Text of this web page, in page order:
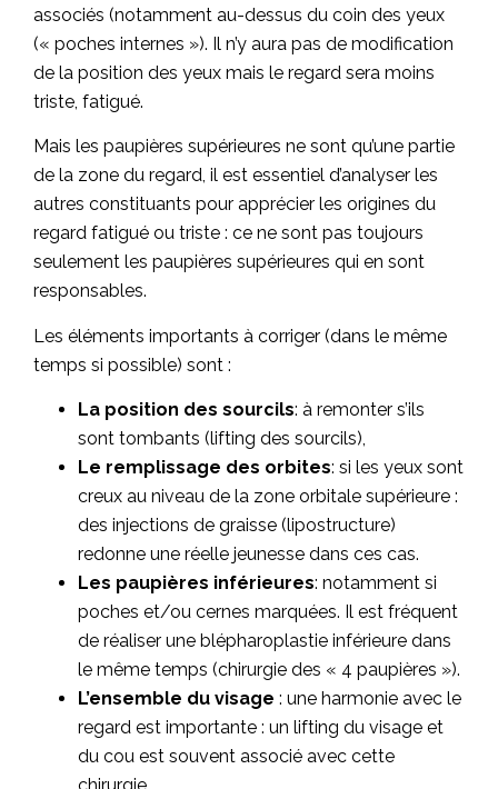
associés (notamment au-dessus du coin des yeux
(« poches internes »). Il n’y aura pas de modification
de la position des yeux mais le regard sera moins
triste, fatigué.
Mais les paupières supérieures ne sont qu’une partie
de la zone du regard, il est essentiel d’analyser les
autres constituants pour apprécier les origines du
regard fatigué ou triste : ce ne sont pas toujours
seulement les paupières supérieures qui en sont
responsables.
Les éléments importants à corriger (dans le même
temps si possible) sont :
La position des sourcils: à remonter s’ils
sont tombants (lifting des sourcils),
Le remplissage des orbites: si les yeux sont
creux au niveau de la zone orbitale supérieure :
des injections de graisse (lipostructure)
redonne une réelle jeunesse dans ces cas.
Les paupières inférieures: notamment si
poches et/ou cernes marquées. Il est fréquent
de réaliser une blépharoplastie inférieure dans
le même temps (chirurgie des « 4 paupières »).
L’ensemble du visage : une harmonie avec le
regard est importante : un lifting du visage et
du cou est souvent associé avec cette